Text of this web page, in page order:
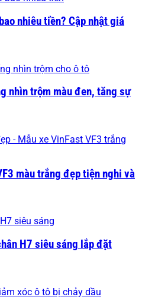
nhiêu tiền? Cập nhật giá
nhìn trộm màu đen, tăng sự
màu trắng đẹp tiện nghi và
H7 siêu sáng lắp đặt